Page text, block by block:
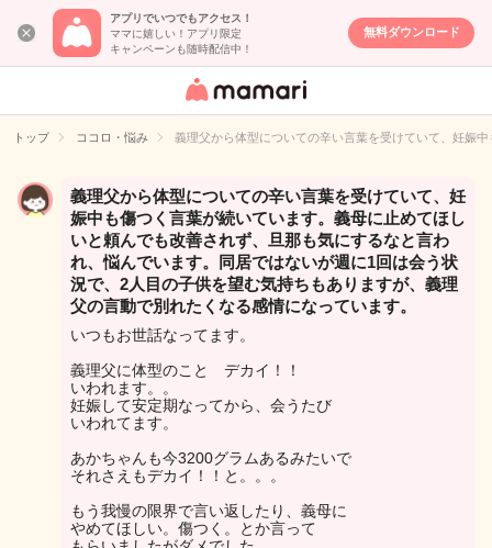
アプリでいつでもアクセス！
ママに嬉しい！アプリ限定
キャンペーンも随時配信中！
無料ダウンロード
女性専用匿名QA
イト
トップ ココロ・悩み 義理父から体型についての辛い言葉を受けていて、妊娠
義理父から体型についての辛い言葉を受けていて、妊
娠中も傷つく言葉が続いています。義母に止めてほし
いと頼んでも改善されず、旦那も気にするなと言わ
れ、悩んでいます。同居ではないが週に1回は会う状
況で、2人目の子供を望む気持ちもありますが、義理
父の言動で別れたくなる感情になっています。
いつもお世話なってます。
義理父に体型のこと デカイ！！
いわれます。。
妊娠して安定期なってから、会うたび
いわれてます。
あかちゃんも今3200グラムあるみたいで
それさえもデカイ！！と。。。
もう我慢の限界で言い返したり、義母に
やめてほしい。傷つく。とか言って